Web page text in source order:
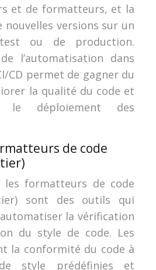
et de formatteurs, et la
versions sur un
ou de production.
l’automatisation dans
CD permet de gagner du
la qualité du code et
déploiement des
de code
formatteurs de code
sont des outils qui
la vérification
du style de code. Les
la conformité du code à
style prédéfinies et